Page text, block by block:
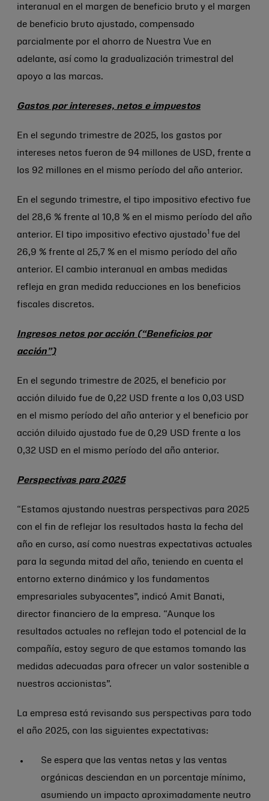
interanual en el margen de beneficio bruto y el margen
de beneficio bruto ajustado, compensado
parcialmente por el ahorro de Nuestra Vue en
adelante, así como la gradualización trimestral del
apoyo a las marcas.
Gastos por intereses, netos e impuestos
En el segundo trimestre de 2025, los gastos por
intereses netos fueron de 94 millones de USD, frente a
los 92 millones en el mismo período del año anterior.
En el segundo trimestre, el tipo impositivo efectivo fue
del 28,6 % frente al 10,8 % en el mismo período del año
anterior. El tipo impositivo efectivo ajustado1 fue del
26,9 % frente al 25,7 % en el mismo período del año
anterior. El cambio interanual en ambas medidas
refleja en gran medida reducciones en los beneficios
fiscales discretos.
Ingresos netos por acción (“Beneficios por
acción”)
En el segundo trimestre de 2025, el beneficio por
acción diluido fue de 0,22 USD frente a los 0,03 USD
en el mismo período del año anterior y el beneficio por
acción diluido ajustado fue de 0,29 USD frente a los
0,32 USD en el mismo período del año anterior.
Perspectivas para 2025
“Estamos ajustando nuestras perspectivas para 2025
con el fin de reflejar los resultados hasta la fecha del
año en curso, así como nuestras expectativas actuales
para la segunda mitad del año, teniendo en cuenta el
entorno externo dinámico y los fundamentos
empresariales subyacentes”, indicó Amit Banati,
director financiero de la empresa. “Aunque los
resultados actuales no reflejan todo el potencial de la
compañía, estoy seguro de que estamos tomando las
medidas adecuadas para ofrecer un valor sostenible a
nuestros accionistas”.
La empresa está revisando sus perspectivas para todo
el año 2025, con las siguientes expectativas:
Se espera que las ventas netas y las ventas
orgánicas desciendan en un porcentaje mínimo,
asumiendo un impacto aproximadamente neutro